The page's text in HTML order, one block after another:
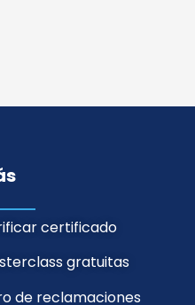
certificado
gratuitas
de reclamaciones